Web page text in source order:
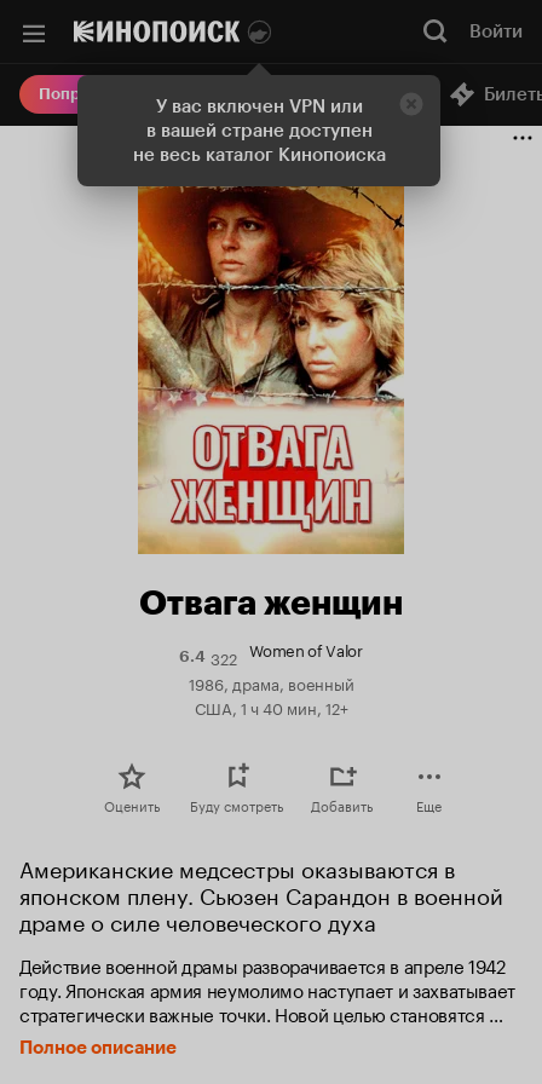
У вас включен VPN или
в вашей стране доступен
не весь каталог Кинопоиска
Войти
Попробовать Плюс Онлайн-кинотеатр
Отвага женщин
6.4Рейтинг
Кинопоиска
322 Women of Valor
1986, драма, военный
США, 1 ч 40 мин, 12+
Оценить Буду смотреть Добавить Еще
Американские медсестры оказываются в
японском плену. Сьюзен Сарандон в военной
драме о силе человеческого духа
Действие военной драмы разворачивается в апреле 1942
году. Японская армия неумолимо наступает и захватывает
стратегически важные точки. Новой целью становятся
Филиппины, занятые американскими войсками.
Полное описание